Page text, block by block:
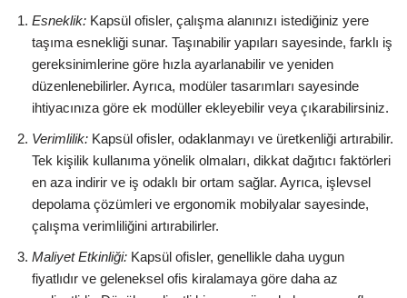
Esneklik: Kapsül ofisler, çalışma alanınızı istediğiniz yere
taşıma esnekliği sunar. Taşınabilir yapıları sayesinde, farklı iş
gereksinimlerine göre hızla ayarlanabilir ve yeniden
düzenlenebilirler. Ayrıca, modüler tasarımları sayesinde
ihtiyacınıza göre ek modüller ekleyebilir veya çıkarabilirsiniz.
Verimlilik: Kapsül ofisler, odaklanmayı ve üretkenliği artırabilir.
Tek kişilik kullanıma yönelik olmaları, dikkat dağıtıcı faktörleri
en aza indirir ve iş odaklı bir ortam sağlar. Ayrıca, işlevsel
depolama çözümleri ve ergonomik mobilyalar sayesinde,
çalışma verimliliğini artırabilirler.
Maliyet Etkinliği: Kapsül ofisler, genellikle daha uygun
fiyatlıdır ve geleneksel ofis kiralamaya göre daha az